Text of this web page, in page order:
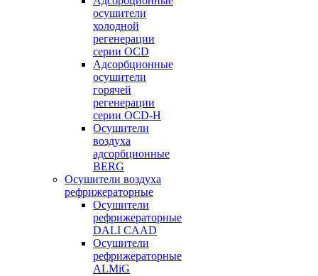
осушители
холодной
регенерации
серии OCD
Адсорбционные
осушители
горячей
регенерации
серии OСD-H
Осушители
воздуха
адсорбционные
BERG
Осушители воздуха
рефрижераторные
Осушители
рефрижераторные
DALI CAAD
Осушители
рефрижераторные
ALMiG